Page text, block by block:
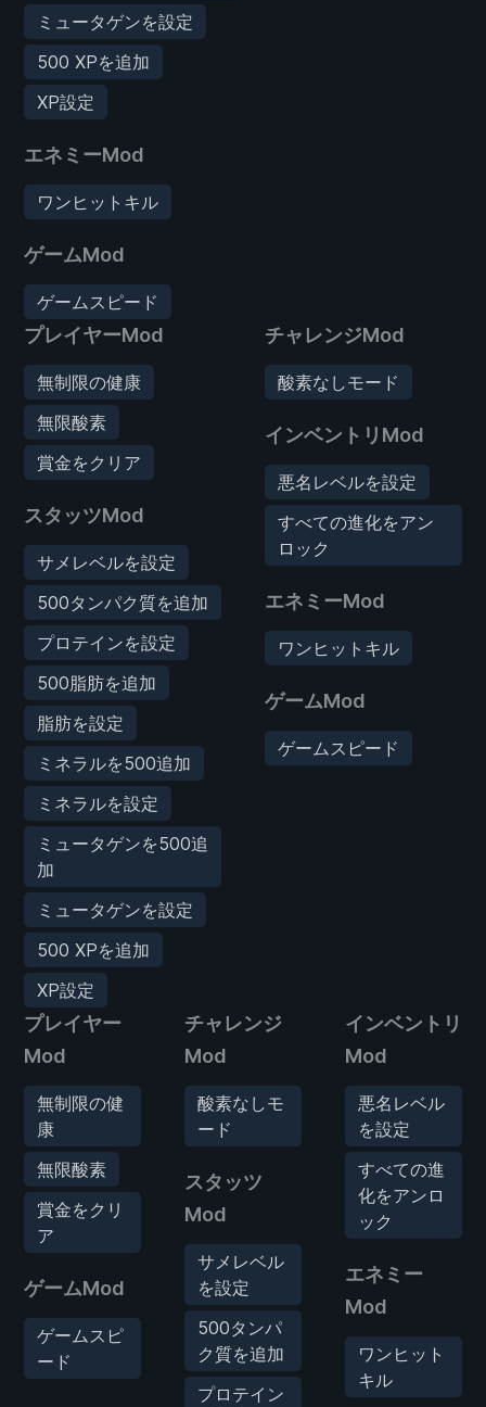
ミュータゲンを設定
500 XPを追加
XP設定
エネミーMod
ワンヒットキル
ゲームMod
ゲームスピード
プレイヤーMod
無制限の健康
無限酸素
賞金をクリア
スタッツMod
サメレベルを設定
500タンパク質を追加
プロテインを設定
500脂肪を追加
脂肪を設定
ミネラルを500追加
ミネラルを設定
ミュータゲンを500追
加
ミュータゲンを設定
500 XPを追加
XP設定
チャレンジMod
酸素なしモード
インベントリMod
悪名レベルを設定
すべての進化をアン
ロック
エネミーMod
ワンヒットキル
ゲームMod
ゲームスピード
プレイヤー
Mod
無制限の健
康
無限酸素
賞金をクリ
ア
ゲームMod
ゲームスピ
ード
チャレンジ
Mod
酸素なしモ
ード
スタッツ
Mod
サメレベル
を設定
500タンパ
ク質を追加
プロテイン
インベントリ
Mod
悪名レベル
を設定
すべての進
化をアンロ
ック
エネミー
Mod
ワンヒット
キル